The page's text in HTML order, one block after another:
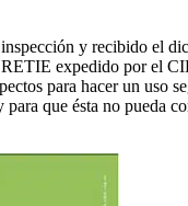
y recibido el
expedido por el
para hacer un uso
que ésta no pueda